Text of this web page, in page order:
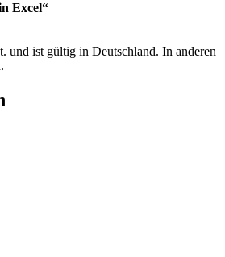
Excel“
und ist gültig in Deutschland. In anderen